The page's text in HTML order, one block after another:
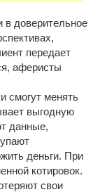
в доверительное
передает
аферисты
смогут менять
выгодную
данные,
деньги. При
котировок.
свои